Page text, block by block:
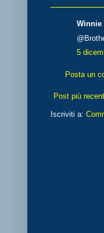
Winnie
5
Posta un
Post più
Iscriviti a: